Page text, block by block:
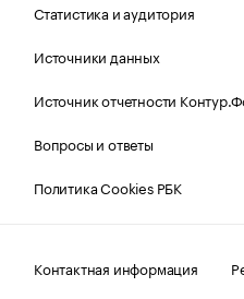
Статистика и аудитория
Источники данных
Источник отчетности
Вопросы и ответы
Политика Cookies РБК
Контактная информация